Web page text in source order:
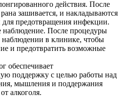
действия. После
зашивается, и накладываются
для предотвращения инфекции.
наблюдение. После процедуры
наблюдении в клинике, чтобы
и предотвратить возможные
обеспечивает
поддержку с целью работы над
мышления и поддержания
алкоголя.